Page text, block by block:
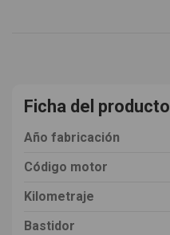
Ficha del producto
Año fabricación
Código motor
Kilometraje
Bastidor